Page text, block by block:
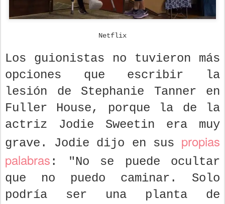
Netflix
Los guionistas no tuvieron más
opciones que escribir la
lesión de Stephanie Tanner en
Fuller House, porque la de la
actriz Jodie Sweetin era muy
grave. Jodie dijo en sus propias
palabras : "No se puede ocultar
que no puedo caminar. Solo
podría ser una planta de